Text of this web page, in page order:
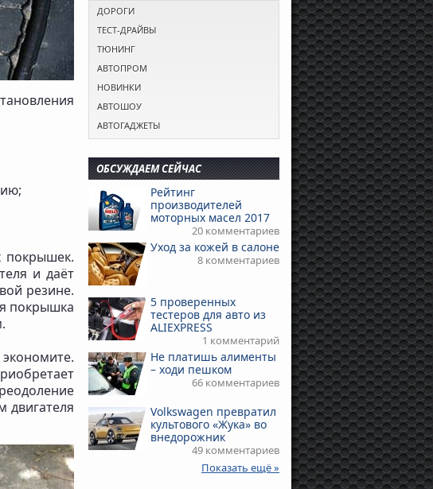
покрышек.
и даёт
резине.
покрышка
двигателя
ДОРОГИ
ТЕСТ-ДРАЙВЫ
ТЮНИНГ
АВТОПРОМ
НОВИНКИ
АВТОШОУ
АВТОГАДЖЕТЫ
ОБСУЖДАЕМ СЕЙЧАС
Рейтинг
производителей
моторных масел 2017
20 комментариев
Уход за кожей в салоне
8 комментариев
5 проверенных
тестеров для авто из
ALIEXPRESS
1 комментарий
Не платишь алименты
– ходи пешком
66 комментариев
Volkswagen превратил
культового «Жука» во
внедорожник
49 комментариев
Показать ещё »